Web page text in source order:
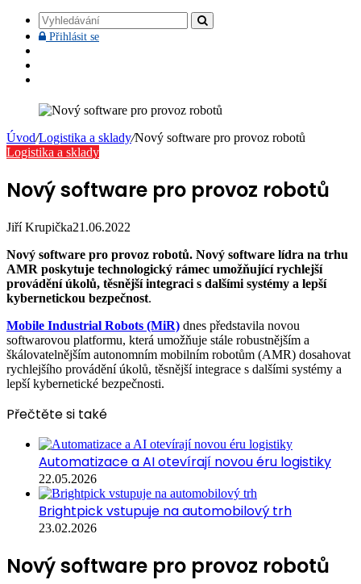
Vyhledávání
Přihlásit sePřihlásit
Úvod/Logistika a sklady/Nový software pro provoz robotů
Logistika a sklady
Nový software pro provoz robotů
Jiří Krupička21.06.2022
Nový software pro provoz robotů. Nový software lídra na trhu
AMR poskytuje technologický rámec umožňující rychlejší
provádění úkolů, těsnější integraci s dalšími systémy a lepší
kybernetickou bezpečnost.
Mobile Industrial Robots (MiR) dnes představila novou
softwarovou platformu, která umožňuje stále robustnějším a
škálovatelnějším autonomním mobilním robotům (AMR) dosahovat
rychlejšího provádění úkolů, těsnější integrace s dalšími systémy a
lepší kybernetické bezpečnosti.
Přečtěte si také
Automatizace a AI otevírají novou éru logistiky
22.05.2026
Brightpick vstupuje na automobilový trh
23.02.2026
Nový software pro provoz robotů